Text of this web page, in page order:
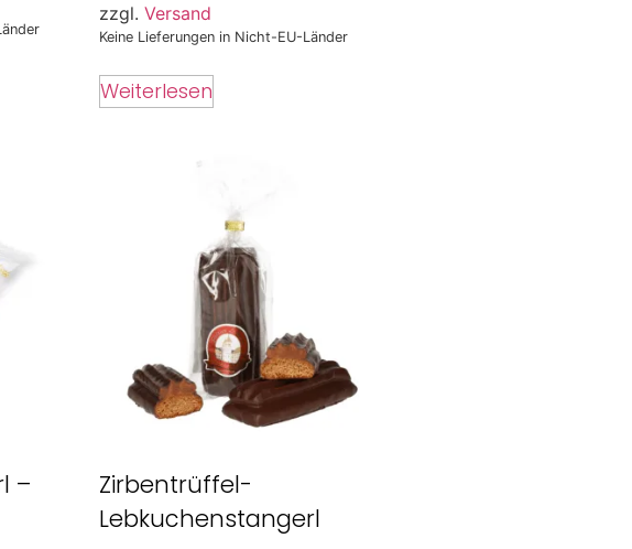
zzgl. Versand
Keine Lieferungen in Nicht-EU-Länder
Weiterlesen
–
Zirbentrüffel-
Lebkuchenstangerl